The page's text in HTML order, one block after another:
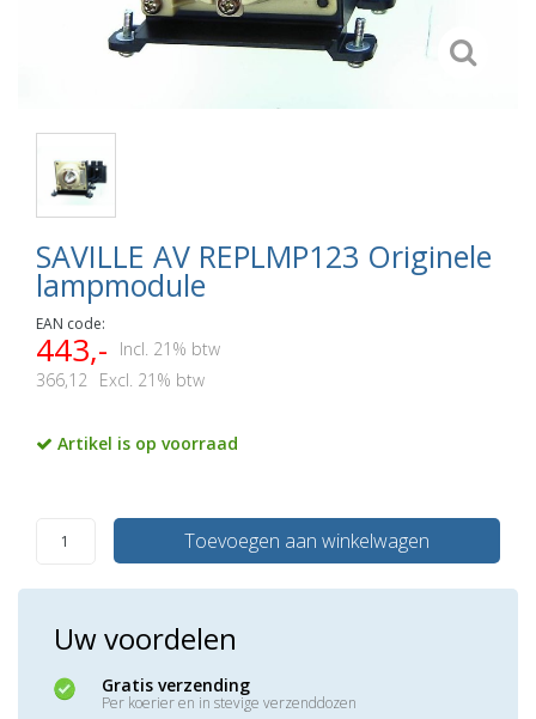
SAVILLE AV REPLMP123 Originele
lampmodule
EAN code:
443,-
Incl. 21% btw
366,12
Excl. 21% btw
Artikel is op voorraad
Toevoegen aan winkelwagen
Uw voordelen
Gratis verzending
Per koerier en in stevige verzenddozen